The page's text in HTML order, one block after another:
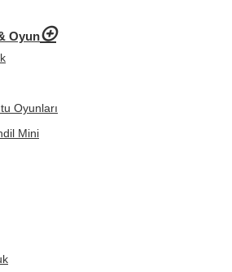
Oyun
Oyunları
Mini